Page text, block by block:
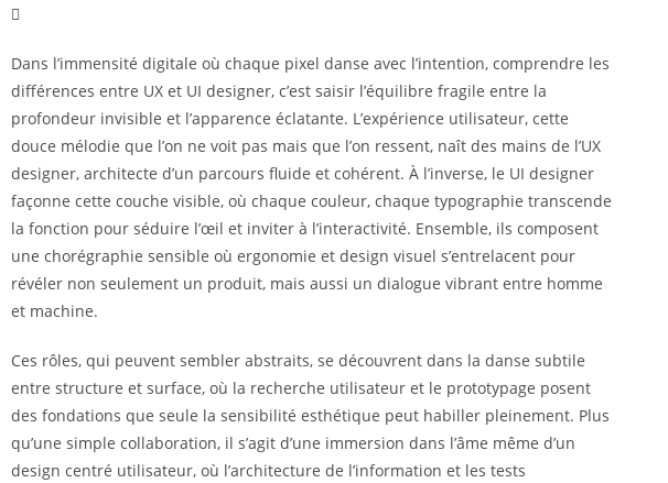
Dans l’immensité digitale où chaque pixel danse avec l’intention, comprendre les
différences entre UX et UI designer, c’est saisir l’équilibre fragile entre la
profondeur invisible et l’apparence éclatante. L’expérience utilisateur, cette
douce mélodie que l’on ne voit pas mais que l’on ressent, naît des mains de l’UX
designer, architecte d’un parcours fluide et cohérent. À l’inverse, le UI designer
façonne cette couche visible, où chaque couleur, chaque typographie transcende
la fonction pour séduire l’œil et inviter à l’interactivité. Ensemble, ils composent
une chorégraphie sensible où ergonomie et design visuel s’entrelacent pour
révéler non seulement un produit, mais aussi un dialogue vibrant entre homme
et machine.
Ces rôles, qui peuvent sembler abstraits, se découvrent dans la danse subtile
entre structure et surface, où la recherche utilisateur et le prototypage posent
des fondations que seule la sensibilité esthétique peut habiller pleinement. Plus
qu’une simple collaboration, il s’agit d’une immersion dans l’âme même d’un
design centré utilisateur, où l’architecture de l’information et les tests